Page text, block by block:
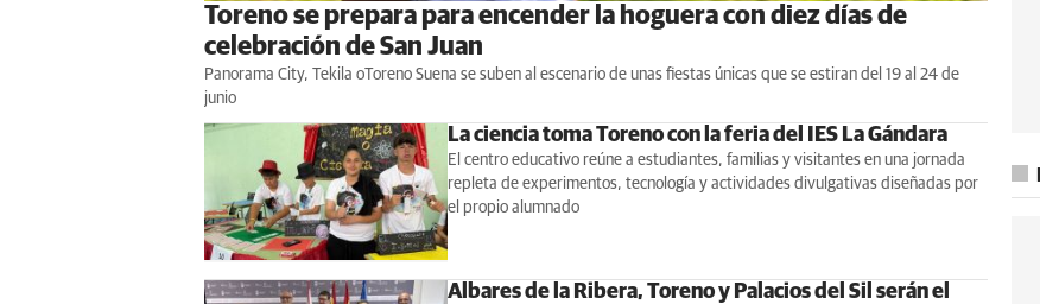
Toreno se prepara para encender la hoguera con diez días de
celebración de San Juan
Panorama City, Tekila oToreno Suena se suben al escenario de unas fiestas únicas que se estiran del 19 al 24 de
junio
La ciencia toma Toreno con la feria del IES La Gándara
El centro educativo reúne a estudiantes, familias y visitantes en una jornada
repleta de experimentos, tecnología y actividades divulgativas diseñadas por
el propio alumnado
Albares de la Ribera, Toreno y Palacios del Sil serán el